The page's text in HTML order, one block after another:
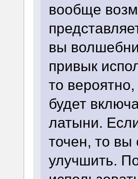
вообще
вы
привык
то
будет
латыни.
точен, то вы
улучшить.